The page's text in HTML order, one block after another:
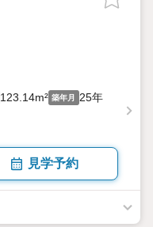
123.14m² 築年月 25年
見学予約